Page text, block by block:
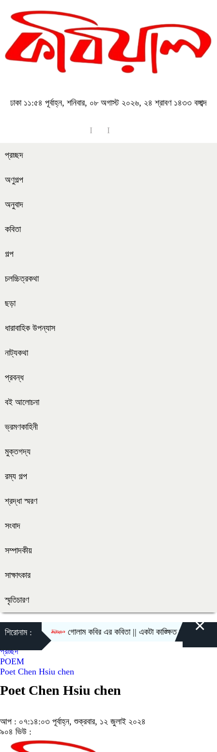
ঢাকা ১১:৫৪ পূর্বাহ্ন, শনিবার, ০৮ অগাস্ট ২০২৬, ২৪ শ্রাবণ ১৪৩৩ বঙ্গাব্দ
প্রচ্ছদ
অণুগল্প
অনুবাদ
কবিতা
গল্প
চলচ্চিত্রকথা
ছড়া
ধারাবাহিক উপন্যাস
নাট্যকথা
প্রবন্ধ
বই আলোচনা
ভ্রমণকাহিনী
মুক্তগদ্য
রম্য গল্প
শ্রদ্ধা স্মরণ
সংবাদ
সম্পাদকীয়
সাক্ষাৎকার
স্মৃতিচারণ
শিরোনাম : গোলাম কবির এর কবিতা || একটা কাঙ্ক্ষিত স্বপ্নের গল্প×
প্রচ্ছদ
POEM
Poet Chen Hsiu chen
Poet Chen Hsiu chen
আপ : ০৭:১৪:০৩ পূর্বাহ্ন, শুক্রবার, ১২ জুলাই ২০২৪
৯০৪ ভিউ :